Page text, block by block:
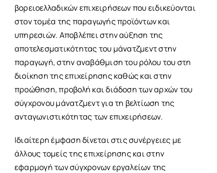
βορειοελλαδικών επιχειρήσεων που ειδικεύονται
στον τομέα της παραγωγής προϊόντων και
υπηρεσιών. Αποβλέπει στην αύξηση της
αποτελεσματικότητας του μάνατζμεντ στην
παραγωγή, στην αναβάθμιση του ρόλου του στη
διοίκηση της επιχείρησης καθώς και στην
προώθηση, προβολή και διάδοση των αρχών του
σύγχρονου μάνατζμεντ για τη βελτίωση της
ανταγωνιστικότητας των επιχειρήσεων.
Ιδιαίτερη έμφαση δίνεται στις συνέργειες με
άλλους τομείς της επιχείρησης και στην
εφαρμογή των σύγχρονων εργαλείων της